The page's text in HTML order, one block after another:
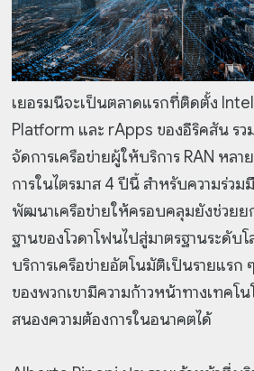
เยอรมนีจะเป็นตลาดแรกที่ติดตั้ง
Platform และ rApps ของอีริคสัน รว
จัดการเครือข่ายผู้ให้บริการ RAN หลา
การในไตรมาส 4 ปีนี้ สำหรับความร่วม
พัฒนาเครือข่ายให้ครอบคลุมยังช่วยย
ฐานของโวดาโฟนไปสู่มาตรฐานระดับ
บริการเครือข่ายอัตโนมัติเป็นรายแรก
ของพวกเขามีความก้าวหน้าทางเทคโ
สนองความต้องการในอนาคตได้